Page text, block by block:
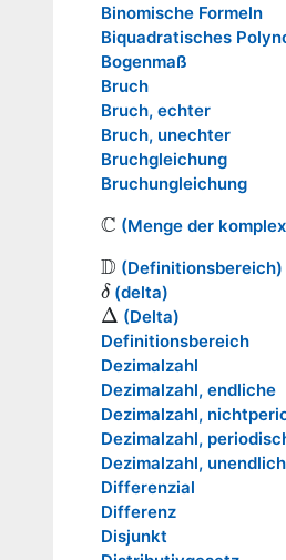
Binomische Formeln
Biquadratisches
Bogenmaß
Bruch
Bruch, echter
Bruch, unechter
Bruchgleichung
Bruchungleichung
C
C (Menge der
D
D (Definitionsbereich)
δ
δ (delta)
Δ
Δ (Delta)
Definitionsbereich
Dezimalzahl
Dezimalzahl, endliche
Dezimalzahl,
Dezimalzahl,
Dezimalzahl,
Differenzial
Differenz
Disjunkt